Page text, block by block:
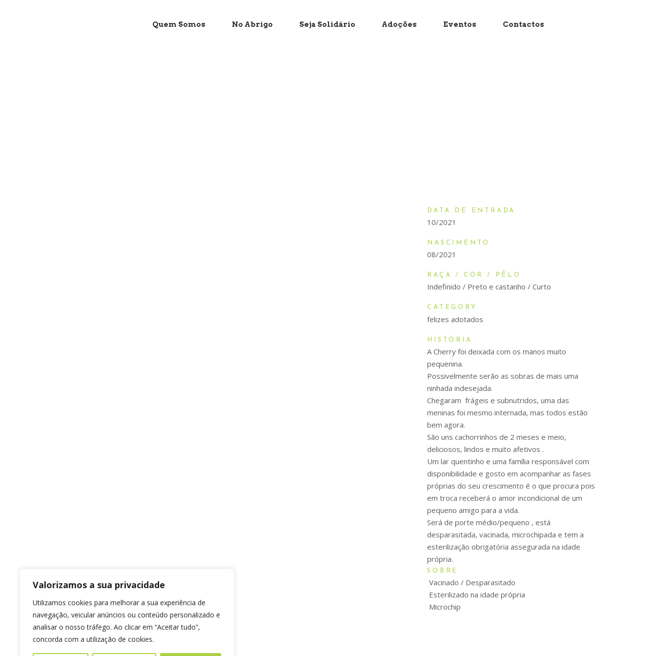
Valorizamos a sua privacidade
Utilizamos cookies para melhorar a sua experiência de
navegação, veicular anúncios ou conteúdo personalizado e
analisar o nosso tráfego. Ao clicar em “Aceitar tudo”,
concorda com a utilização de cookies.
Quem Somos No Abrigo Seja Solidário Adoções Eventos Contactos
DATA DE ENTRADA
10/2021
NASCIMENTO
08/2021
RAÇA / COR / PÊLO
Indefinido / Preto e castanho / Curto
CATEGORY
felizes adotados
HISTÓRIA
A Cherry foi deixada com os manos muito
pequenina.
Possivelmente serão as sobras de mais uma
ninhada indesejada.
Chegaram frágeis e subnutridos, uma das
meninas foi mesmo internada, mas todos estão
bem agora.
São uns cachorrinhos de 2 meses e meio,
deliciosos, lindos e muito afetivos .
Um lar quentinho e uma família responsável com
disponibilidade e gosto em acompanhar as fases
próprias do seu crescimento é o que procura pois
em troca receberá o amor incondicional de um
pequeno amigo para a vida.
Será de porte médio/pequeno , está
desparasitada, vacinada, microchipada e tem a
esterilização obrigatória assegurada na idade
própria.
SOBRE
Vacinado / Desparasitado
Esterilizado na idade própria
Microchip